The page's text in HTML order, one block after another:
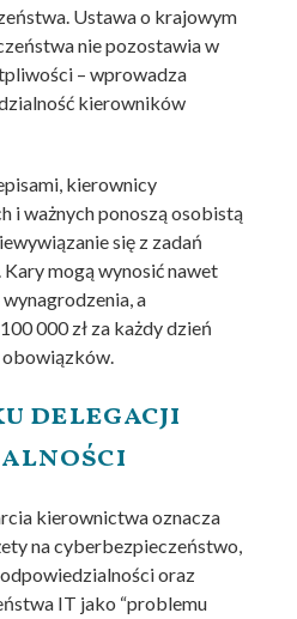
Ustawa o krajowym
nie pozostawia w
– wprowadza
kierowników
kierownicy
i ważnych ponoszą osobistą
się z zadań
mogą wynosić nawet
a
000 zł za każdy dzień
obowiązków.
delegacji
kierownictwa oznacza
na cyberbezpieczeństwo,
oraz
IT jako “problemu